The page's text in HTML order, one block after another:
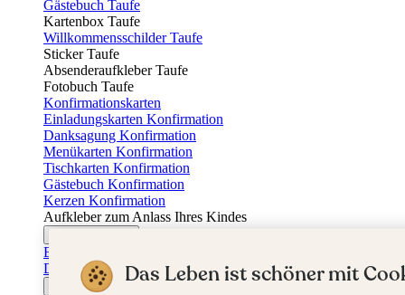
Gästebuch Taufe
Kartenbox Taufe
Willkommensschilder Taufe
Sticker Taufe
Absenderaufkleber Taufe
Fotobuch Taufe
Konfirmationskarten
Einladungskarten Konfirmation
Danksagung Konfirmation
Menükarten Konfirmation
Tischkarten Konfirmation
Gästebuch Konfirmation
Kerzen Konfirmation
Aufkleber zum Anlass Ihres Kindes
Einladungskarten Firmung
Dankeskarten Firmung
JugendweihekartenDas Leben ist schöner mit